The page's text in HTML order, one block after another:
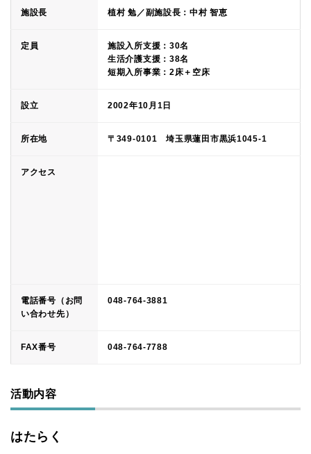
施設長 植村 勉／副施設長：中村 智恵
定員
施設入所支援：30名
生活介護支援：38名
短期入所事業：2床＋空床
設立 2002年10月1日
所在地 〒349-0101 埼玉県蓮田市黒浜1045-1
アクセス
電話番号（お問
い合わせ先）
048-764-3881
FAX番号 048-764-7788
活動内容
はたらく